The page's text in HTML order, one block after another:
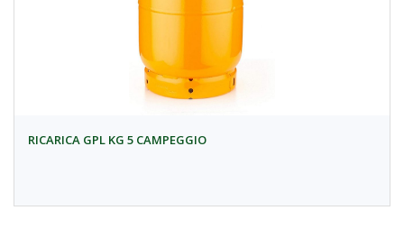
RICARICA GPL KG 5 CAMPEGGIO